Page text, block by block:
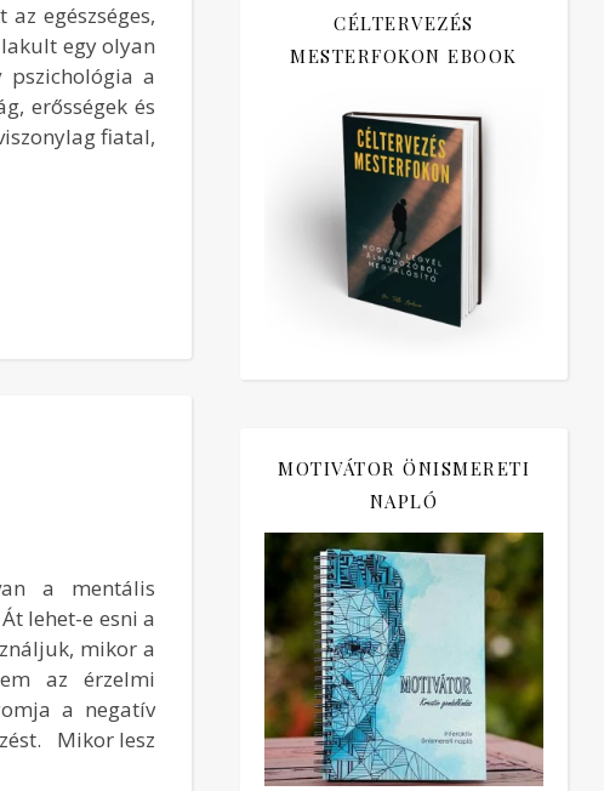
egészséges,
egy olyan
a
erősségek és
fiatal,
a mentális
lehet-e esni a
mikor a
az érzelmi
a negatív
Mikor lesz
CÉLTERVEZÉS
MESTERFOKON EBOOK
MOTIVÁTOR ÖNISMERETI
NAPLÓ